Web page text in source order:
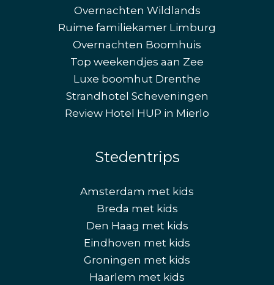
Overnachten Wildlands
Ruime familiekamer Limburg
Overnachten Boomhuis
Top weekendjes aan Zee
Luxe boomhut Drenthe
Strandhotel Scheveningen
Review Hotel HUP in Mierlo
Stedentrips
Amsterdam met kids
Breda met kids
Den Haag met kids
Eindhoven met kids
Groningen met kids
Haarlem met kids